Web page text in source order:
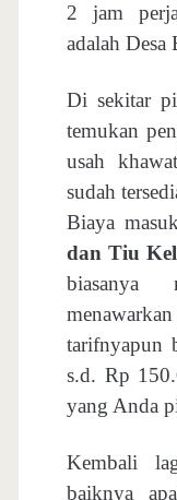
2 jam
adalah Desa
Di sekitar
temukan
usah
sudah
Biaya
dan Tiu
biasanya
tarifnyapun
s.d. Rp
yang Anda
Kembali
baiknya